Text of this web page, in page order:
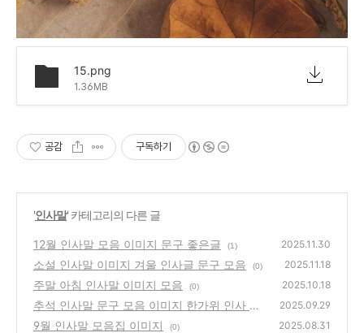
15.png
1.36MB
공감 구독하기
'인사말' 카테고리의 다른 글
12월 인사말 모음 이미지 문구 좋은글 (1) 2025.11.30
소설 인사말 이미지 겨울 인사글 문구 모음 (0) 2025.11.18
주말 아침 인사말 이미지 모음 (0) 2025.10.18
추석 인사말 문구 모음 이미지 한가위 인사 모
음집
(0)
2025.09.29
9월 인사말 모음집 이미지 (0) 2025.08.31